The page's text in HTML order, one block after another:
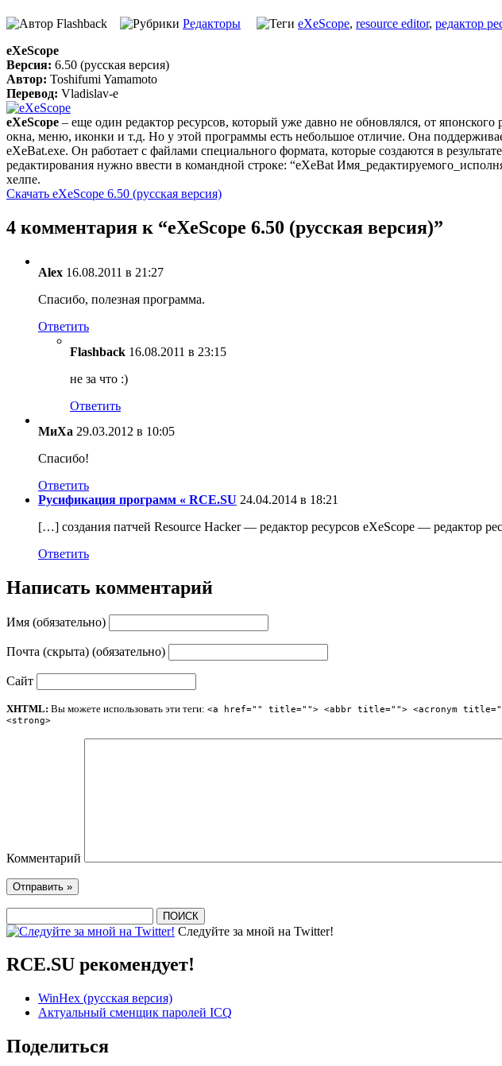
Flashback Редакторы eXeScope, resource editor, редактор
eXeScope
Версия: 6.50 (русская версия)
Автор: Toshifumi Yamamoto
Перевод: Vladislav-e
eXeScope – еще один редактор ресурсов, который уже давно не обновлялся, от
окна, меню, иконки и т.д. Но у этой программы есть небольшое отличие. Она
eXeBat.exe. Он работает с файлами специального формата, которые создаются в
редактирования нужно ввести в командной строке: “eXeBat
хелпе.
Скачать eXeScope 6.50 (русская версия)
4 комментария к “eXeScope 6.50 (русская версия)”
Alex 16.08.2011 в 21:27
Спасибо, полезная программа.
Ответить
Flashback 16.08.2011 в 23:15
не за что :)
Ответить
МиХа 29.03.2012 в 10:05
Спасибо!
Ответить
Русификация программ « RCE.SU 24.04.2014 в 18:21
[…] создания патчей Resource Hacker — редактор ресурсов eXeScope — редактор
Ответить
Написать комментарий
Имя (обязательно)
Почта (скрыта) (обязательно)
Сайт
XHTML: Вы можете использовать эти теги: <a href="" title=""> <abbr title=""> <acronym
<strong>
Комментарий
Следуйте за мной на Twitter!
RCE.SU рекомендует!
WinHex (русская версия)
Актуальный сменщик паролей ICQ
Поделиться